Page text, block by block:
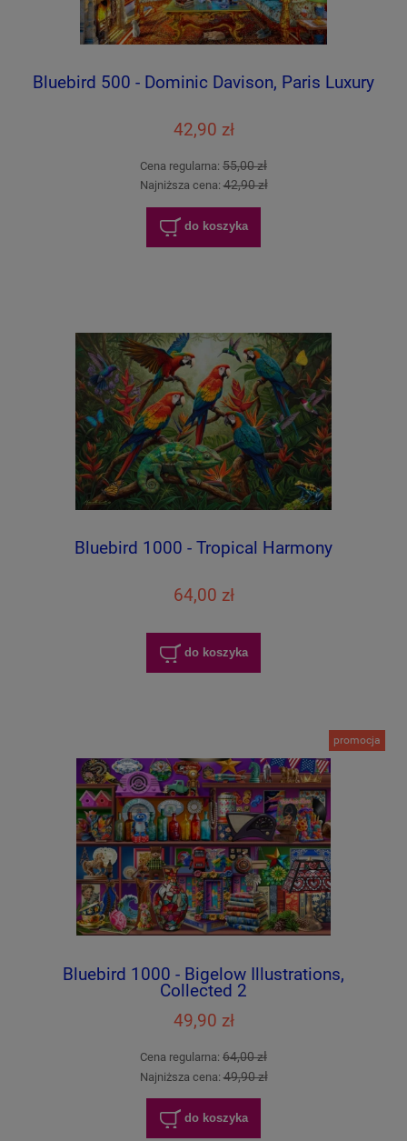
Bluebird 500 - Dominic Davison, Paris Luxury
42,90 zł
Cena regularna: 55,00 zł
Najniższa cena:42,90 zł
do koszyka
Bluebird 1000 - Tropical Harmony
64,00 zł
do koszyka
Bluebird 1000 - Bigelow Illustrations,
Collected 2
49,90 zł
Cena regularna: 64,00 zł
Najniższa cena:49,90 zł
do koszyka
promocja